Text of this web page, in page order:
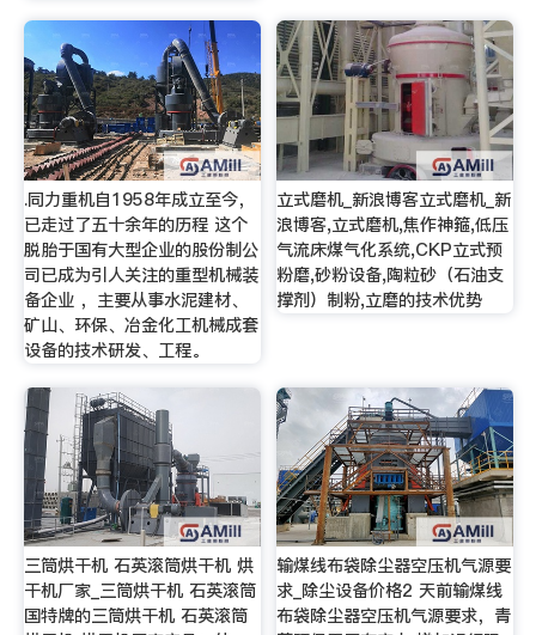
.同力重机自1958年成立至今，
已走过了五十余年的历程 这个
脱胎于国有大型企业的股份制公
司已成为引人关注的重型机械装
备企业 ，主要从事水泥建材、
矿山、环保、冶金化工机械成套
设备的技术研发、工程。
立式磨机_新浪博客立式磨机_新
浪博客,立式磨机,焦作神箍,低压
气流床煤气化系统,CKP立式预
粉磨,砂粉设备,陶粒砂（石油支
撑剂）制粉,立磨的技术优势
三筒烘干机 石英滚筒烘干机 烘
干机厂家_三筒烘干机 石英滚筒
国特牌的三筒烘干机 石英滚筒
输煤线布袋除尘器空压机气源要
求_除尘设备价格2 天前输煤线
布袋除尘器空压机气源要求，青